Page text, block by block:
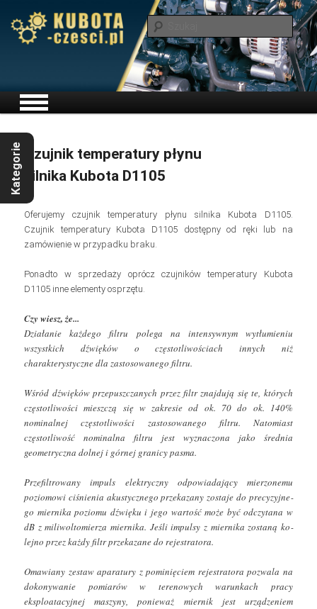
Menu główne
Przeskocz do tekstu
Czujnik temperatury płynu
silnika Kubota D1105
Oferujemy czujnik temperatury płynu silnika Kubota D1105.
Czujnik temperatury Kubota D1105 dostępny od ręki lub na
zamówienie w przypadku braku.
Ponadto w sprzedaży oprócz czujników temperatury Kubota
D1105 inne elementy osprzętu.
Działanie każdego filtru polega na intensywnym wytłumieniu
wszystkich dźwięków o częstotli­wościach innych niż
charakterystyczne dla za­stosowanego filtru.
Wśród dźwięków przepuszczanych przez filtr znajdują się te, których
częstotliwości mieszczą się w zakresie od ok. 70 do ok. 140%
nominalnej częstotliwości zastosowanego filtru. Natomiast
częstotliwość nominalna filtru jest wyznaczona jako średnia
geometryczna dolnej i górnej gra­nicy pasma.
Przefiltrowany impuls elektryczny odpowiadający mierzonemu
poziomowi ciśnienia akustycznego przekazany zostaje do precyzyjne­
go miernika poziomu dźwięku i jego wartość może być odczytana w
dB z miliwoltomierza miernika. Jeśli impulsy z miernika zostaną ko­
lejno przez każdy filtr przekazane do rejestrato­ra.
Omawiany zestaw aparatury z pominięciem re­jestratora pozwala na
dokonywanie pomiarów w terenowych warunkach pracy
eksploatacyj­nej maszyny, ponieważ miernik jest urządze­niem